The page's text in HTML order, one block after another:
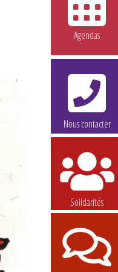
Agendas
Nous contacter
Solidarités